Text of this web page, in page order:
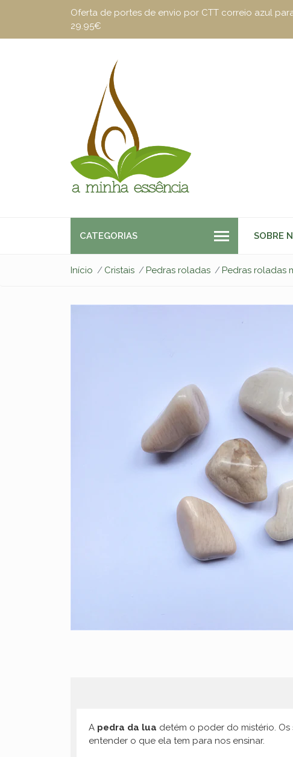
Oferta de portes de envio por CTT correio azul
29.95€
CATEGORIAS SOBRE
Início Cristais Pedras roladas Pedras roladas
A pedra da lua detém o poder do mistério.
entender o que ela tem para nos ensinar.